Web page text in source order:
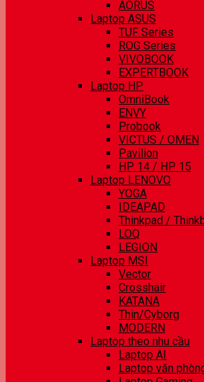
AORUS
Laptop ASUS
TUF Series
ROG Series
VIVOBOOK
EXPERTBOOK
Laptop HP
OmniBook
ENVY
Probook
VICTUS / OMEN
Pavilion
HP 14 / HP 15
Laptop LENOVO
YOGA
IDEAPAD
Thinkpad /
LOQ
LEGION
Laptop MSI
Vector
Crosshair
KATANA
Thin/Cyborg
MODERN
Laptop theo nhu cầu
Laptop AI
Laptop văn